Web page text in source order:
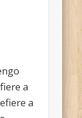
a
a